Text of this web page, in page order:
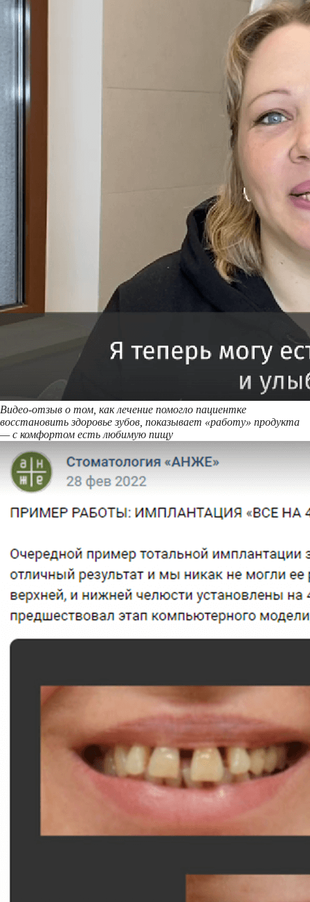
Видео-отзыв о том, как лечение помогло пациентке
восстановить здоровье зубов, показывает «работу» продукта
— с комфортом есть любимую пищу